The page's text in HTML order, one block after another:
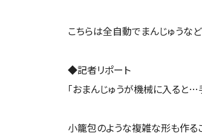
こちらは全自動でまんじゅうな
◆記者リポート
「おまんじゅうが機械に入ると…
小籠包のような複雑な形も作る